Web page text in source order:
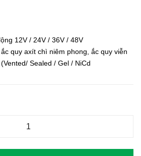
12V / 24V / 36V / 48V
quy axít chì niêm phong, ắc quy viễn
Sealed / Gel / NiCd